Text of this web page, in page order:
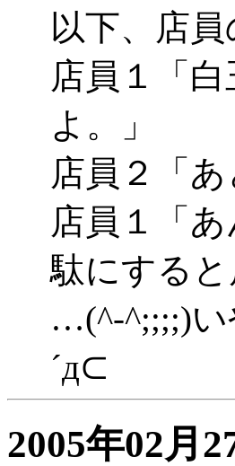
以下、店
店員１「
よ。」
店員２「
店員１「
駄にする
…(^-^;;;;)い
´д⊂
2005年02月